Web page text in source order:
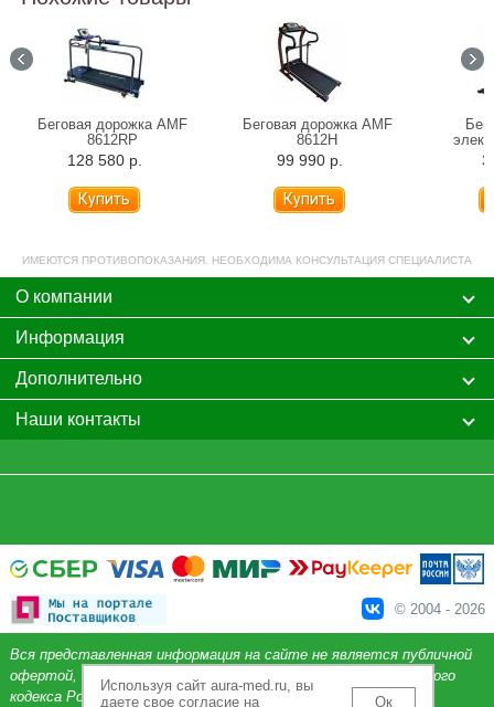
Беговая дорожка AMF
8612RP
128 580 р.
Беговая дорожка AMF
8612H
99 990 р.
ИМЕЮТСЯ ПРОТИВОПОКАЗАНИЯ. НЕОБХОДИМА КОНСУЛЬТАЦИЯ СПЕЦИАЛИСТА
О компании
Информация
Дополнительно
Наши контакты
© 2004 - 2026
Вся представленная информация на сайте не является публичной
офертой, определяемой положениями Статьи 437 Гражданского
кодекса Российской Федерации.
Используя сайт aura-med.ru, вы
даете свое согласие на
Ок